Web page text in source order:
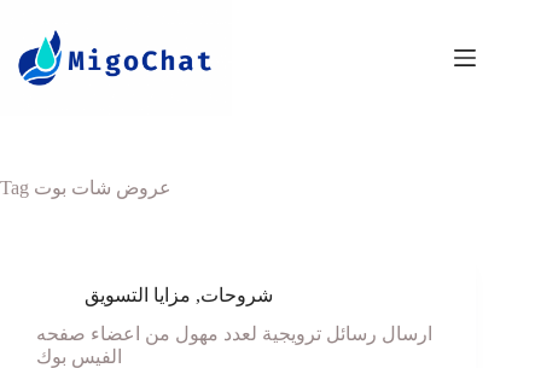
Tag عروض شات بوت
شروحات, مزايا التسويق
ارسال رسائل ترويجية لعدد مهول من اعضاء صفحه
الفيس بوك